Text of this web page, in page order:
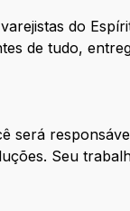
do
de tudo,
será
Seu